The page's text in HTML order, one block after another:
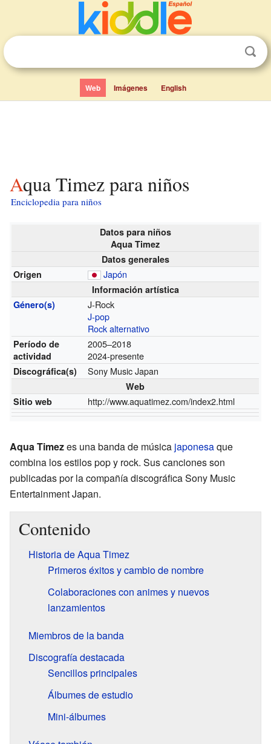
Web Imágenes English
Aqua Timez para niños
Enciclopedia para niños
Datos para niños
Aqua Timez
Datos generales
Origen
Japón
Información artística
Género(s)
J-Rock
J-pop
Rock alternativo
Período de
actividad
2005–2018
2024-presente
Discográfica(s) Sony Music Japan
Web
Sitio web
http://www.aquatimez.com/index2.html
Aqua Timezes una banda de música japonesaque
combina los estilos pop y rock. Sus canciones son
publicadas por la compañía discográfica Sony Music
Entertainment Japan.
Contenido
Historia de Aqua Timez
Primeros éxitos y cambio de nombre
Colaboraciones con animes y nuevos
lanzamientos
Miembros de la banda
Discografía destacada
Sencillos principales
Álbumes de estudio
Mini-álbumes